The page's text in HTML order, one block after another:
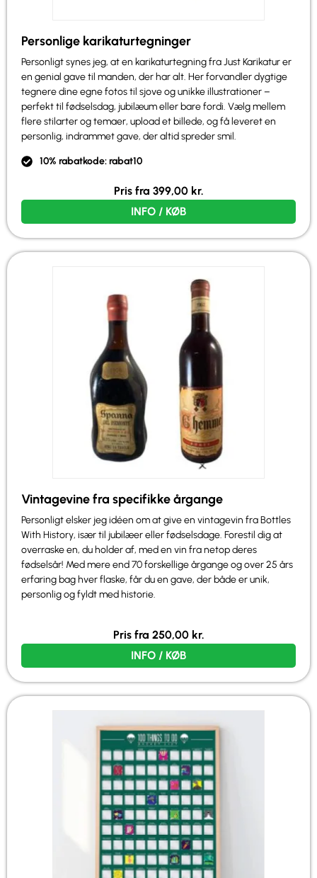
Personlige karikaturtegninger
Personligt synes jeg, at en karikaturtegning fra Just Karikatur er
en genial gave til manden, der har alt. Her forvandler dygtige
tegnere dine egne fotos til sjove og unikke illustrationer –
perfekt til fødselsdag, jubilæum eller bare fordi. Vælg mellem
flere stilarter og temaer, upload et billede, og få leveret en
personlig, indrammet gave, der altid spreder smil.
10% rabatkode: rabat10
Pris fra 399,00 kr.
INFO / KØB
Vintagevine fra specifikke årgange
Personligt elsker jeg idéen om at give en vintagevin fra Bottles
With History, især til jubilæer eller fødselsdage. Forestil dig at
overraske en, du holder af, med en vin fra netop deres
fødselsår! Med mere end 70 forskellige årgange og over 25 års
erfaring bag hver flaske, får du en gave, der både er unik,
personlig og fyldt med historie.
Pris fra 250,00 kr.
INFO / KØB